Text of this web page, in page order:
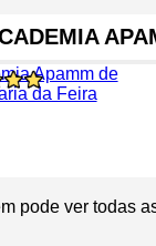
pode ver todas